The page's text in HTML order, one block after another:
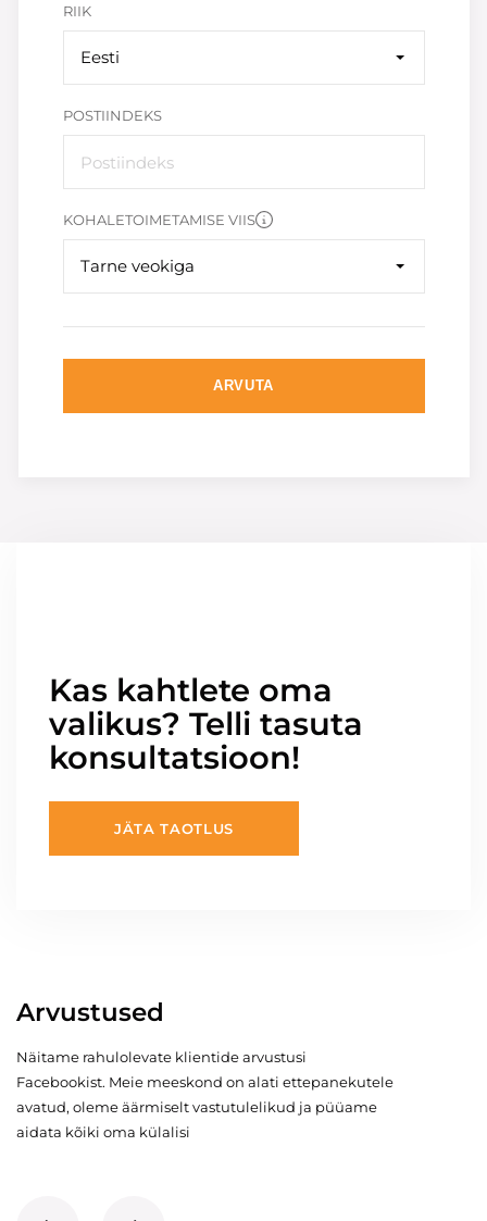
RIIK
Eesti
POSTIINDEKS
KOHALETOIMETAMISE VIIS
Tarne veokiga
ARVUTA
Kas kahtlete oma
valikus? Telli tasuta
konsultatsioon!
JÄTA TAOTLUS
Arvustused
Näitame rahulolevate klientide arvustusi
Facebookist. Meie meeskond on alati ettepanekutele
avatud, oleme äärmiselt vastutulelikud ja püüame
aidata kõiki oma külalisi